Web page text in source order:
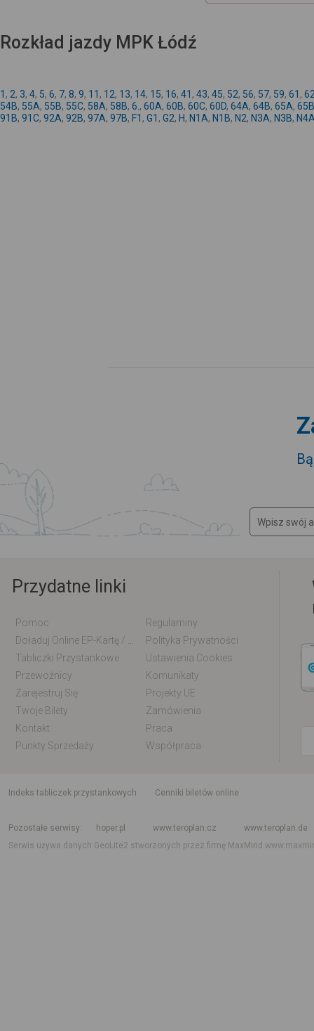
Rozkład jazdy MPK Łódź
1 , 2, 3, 4, 5, 6, 7, 8, 9, 11 , 12, 13, 14, 15, 16, 41 , 43, 45, 52, 56, 57, 59, 61 ,
54B, 55A, 55B, 55C, 58A, 58B, 6. , 60A, 60B, 60C, 60D, 64A, 64B, 65A, 65B
91B, 91C, 92A, 92B, 97A, 97B, F1 , G1 , G2, H, N1A, N1B, N2, N3A, N3B,
Przydatne linki
Pomoc
Regulaminy
Polityka Prywatności
Tabliczki Przystankowe
Ustawienia Cookies
Przewoźnicy
Komunikaty
Zarejestruj Się
Projekty UE
Twoje Bilety
Zamówienia
Kontakt
Praca
Punkty Sprzedaży
Współpraca
indeks tabliczek przystankowych
Cenniki biletów online
Pozostałe serwisy
hoper.pl www.teroplan.cz
www.teroplan.de
Serwis używa danych GeoLite2 stworzonych przez firmę MaxMind